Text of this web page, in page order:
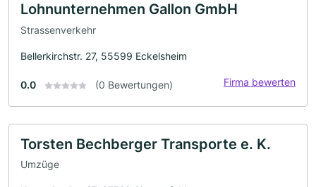
Lohnunternehmen Gallon GmbH
Strassenverkehr
Bellerkirchstr. 27, 55599 Eckelsheim
0.0 (0 Bewertungen) Firma bewerten
Torsten Bechberger Transporte e. K.
Umzüge